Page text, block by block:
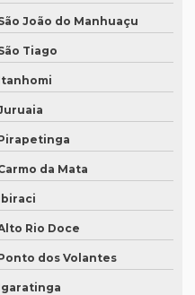
João do Manhuaçu
Tiago
da Mata
Rio Doce
dos Volantes